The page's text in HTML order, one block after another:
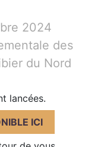
2024
des
du Nord
lancées.
ICI